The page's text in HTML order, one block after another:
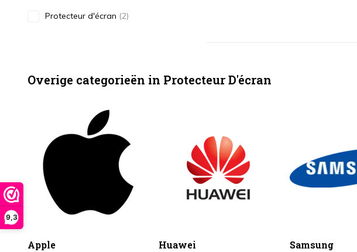
9,3
Protecteur d'écran (2)
Overige categorieën in Protecteur D'écran
Apple Huawei Samsung